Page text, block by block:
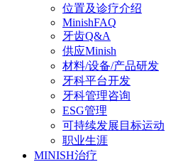
位置及诊疗介绍
MinishFAQ
牙齿Q&A
供应Minish
材料/设备/产品研发
牙科平台开发
牙科管理咨询
ESG管理
可持续发展目标运动
职业生涯
MINISH治疗